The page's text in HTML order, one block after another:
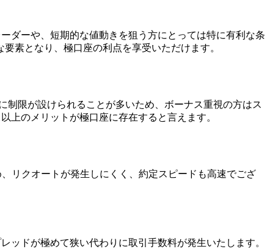
ダーや、短期的な値動きを狙う方にとっては特に有利な条
素となり、極口座の利点を享受いただけます。
制限が設けられることが多いため、ボーナス重視の方はス
上のメリットが極口座に存在すると言えます。
リクオートが発生しにくく、約定スピードも高速でござ
ッドが極めて狭い代わりに取引手数料が発生いたします。